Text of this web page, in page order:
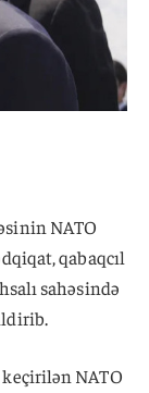
NATO
qabaqcıl
sahəsində
NATO